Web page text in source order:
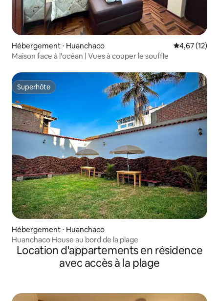
Hébergement ⋅ Huanchaco Évaluation
4,67 (12)
Maison face à l'océan | Vues à couper le souffle
Superhôte
Superhôte
Hébergement ⋅ Huanchaco
Huanchaco House au bord de la plage
Location d'appartements en résidence
avec accès à la plage